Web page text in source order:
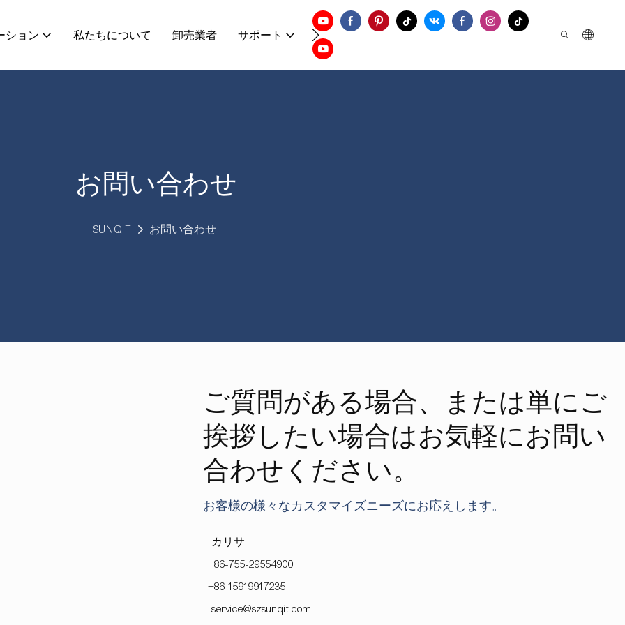
ション 私たちについて 卸売業者 サポート お問い合わせ
お問い合わせ
SUNQIT お問い合わせ
ご質問がある場合、または単にご
挨拶したい場合はお気軽にお問い
合わせください。
お客様の様々なカスタマイズニーズにお応えします。
カリサ
+86-755-29554900
+86 15919917235
service@szsunqit.com